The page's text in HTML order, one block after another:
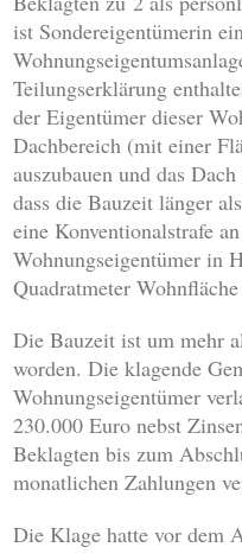
ist Sondereigentümerin
Teilungserklärung
der Eigentümer dieser
Dachbereich (mit einer
auszubauen und das
dass die Bauzeit länger
eine Konventionalstrafe
Wohnungseigentümer in
Quadratmeter
Die Bauzeit ist um mehr
worden. Die klagende
Wohnungseigentümer
230.000 Euro nebst
Beklagten bis zum
monatlichen Zahlungen
Die Klage hatte vor dem